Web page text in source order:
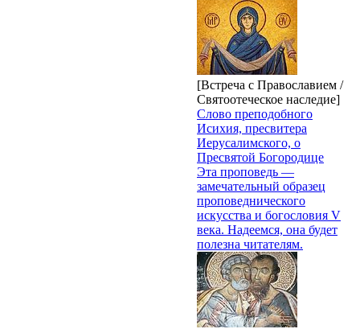
[Встреча с Православием /
Святоотеческое наследие]
Слово преподобного
Исихия, пресвитера
Иерусалимского, о
Пресвятой Богородице
Эта проповедь —
замечательный образец
проповеднического
искусства и богословия V
века. Надеемся, она будет
полезна читателям.